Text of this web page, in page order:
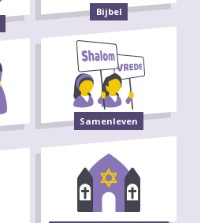
Bijbel
Samenleven